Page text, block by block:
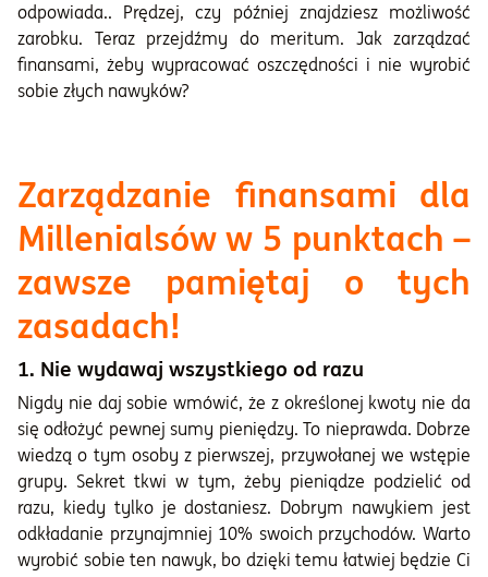
odpowiada.. Prędzej, czy później znajdziesz możliwość
zarobku. Teraz przejdźmy do meritum. Jak zarządzać
finansami, żeby wypracować oszczędności i nie wyrobić
sobie złych nawyków?
Zarządzanie finansami dla
Millenialsów w 5 punktach –
zawsze pamiętaj o tych
zasadach!
1. Nie wydawaj wszystkiego od razu
Nigdy nie daj sobie wmówić, że z określonej kwoty nie da
się odłożyć pewnej sumy pieniędzy. To nieprawda. Dobrze
wiedzą o tym osoby z pierwszej, przywołanej we wstępie
grupy. Sekret tkwi w tym, żeby pieniądze podzielić od
razu, kiedy tylko je dostaniesz. Dobrym nawykiem jest
odkładanie przynajmniej 10% swoich przychodów. Warto
wyrobić sobie ten nawyk, bo dzięki temu łatwiej będzie Ci